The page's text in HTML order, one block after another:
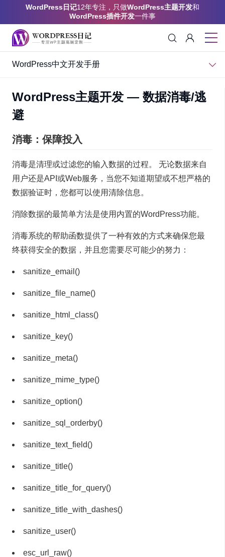
WordPress日记12年专注，只做WordPress主题开发和
WordPress插件开发一件事
WordPress中文开发手册
WordPress主题开发 — 数据消毒/逃
避
消毒：保障投入
消毒是清理或过滤您的输入数据的过程。 无论数据来自
用户还是API或Web服务，当您不知道期望或不想严格的
数据验证时，您都可以使用清除信息。
消除数据的最简单方法是使用内置的WordPress功能。
消毒系统的帮助函数提供了一种有效的方式来确保您最
终获得安全的数据，并且您需要尽可能少的努力：
sanitize_email()
sanitize_file_name()
sanitize_html_class()
sanitize_key()
sanitize_meta()
sanitize_mime_type()
sanitize_option()
sanitize_sql_orderby()
sanitize_text_field()
sanitize_title()
sanitize_title_for_query()
sanitize_title_with_dashes()
sanitize_user()
esc_url_raw()